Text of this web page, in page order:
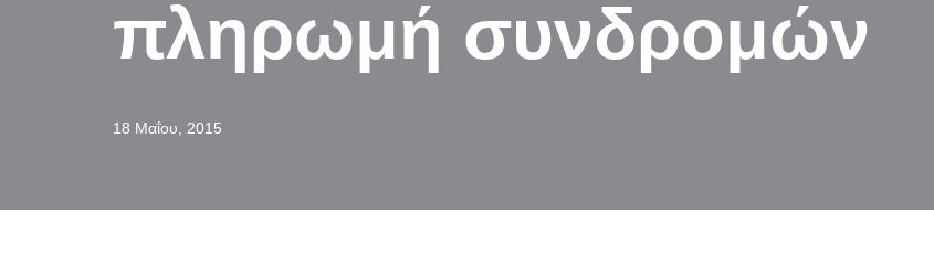
πληρωμή συνδρομών
18 Μαΐου, 2015